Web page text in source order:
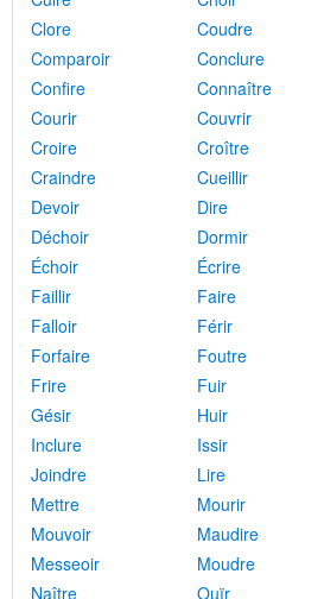
Clore
Coudre
Comparoir
Conclure
Confire
Connaître
Courir
Couvrir
Croire
Croître
Craindre
Cueillir
Devoir
Dire
Déchoir
Dormir
Échoir
Écrire
Faillir
Faire
Falloir
Férir
Forfaire
Foutre
Frire
Fuir
Gésir
Huir
Inclure
Issir
Joindre
Lire
Mettre
Mourir
Mouvoir
Maudire
Messeoir
Moudre
Naître
Ouïr